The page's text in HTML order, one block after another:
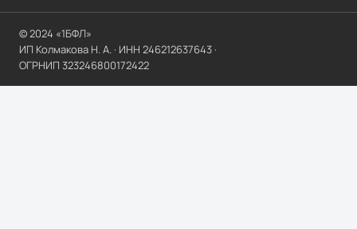
© 2024 «1БФЛ»
ИП Колмакова Н. А. · ИНН 246212637643 ·
ОГРНИП 323246800172422